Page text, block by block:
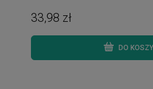
33,98 zł
DO